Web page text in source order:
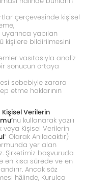
çerçevesinde kişisel
yapılan
kişilere bildirilmesini
vasıtasıyla analiz
sonucun ortaya
sebebiyle zarara
etme haklarının
Kişisel Verilerin
nu kullanarak yazılı
Kişisel Verilerin
” Olarak Anılacaktır)
yer alan
Şirketimiz başvuruda
kısa sürede ve en
Ancak söz
hâlinde, Kurulca